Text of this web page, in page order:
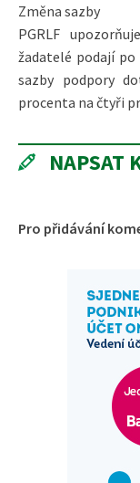
Změna sazby
PGRLF
žadatelé podají
sazby podpory
procenta na čtyři
NAPSAT
Pro přidávání